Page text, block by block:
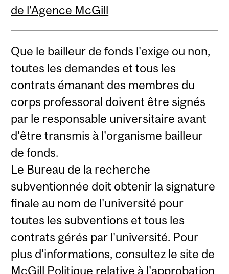
de l'Agence McGill
Que le bailleur de fonds l'exige ou non,
toutes les demandes et tous les
contrats émanant des membres du
corps professoral doivent être signés
par le responsable universitaire avant
d'être transmis à l'organisme bailleur
de fonds.
Le Bureau de la recherche
subventionnée doit obtenir la signature
finale au nom de l'université pour
toutes les subventions et tous les
contrats gérés par l'université. Pour
plus d'informations, consultez le site de
McGill Politique relative à l'approbation